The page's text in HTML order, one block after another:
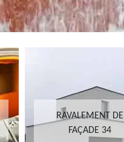
RAVALEMENT DE
FAÇADE 34